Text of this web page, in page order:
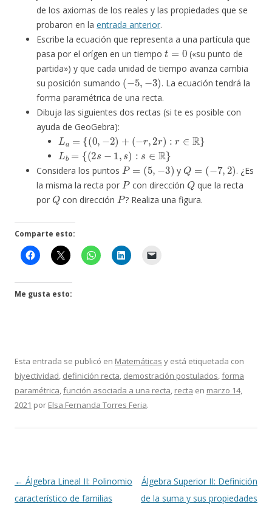
de los axiomas de los reales y las propiedades que se
probaron en la entrada anterior.
Escribe la ecuación que representa a una partícula que
pasa por el orígen en un tiempo
t= 0
(«su punto de
partida») y que cada unidad de tiempo avanza cambia
su posición sumando
(−5,− 3)
. La ecuación tendrá la
forma paramétrica de una recta.
Dibuja las siguientes dos rectas (si te es posible con
ayuda de GeoGebra):
La= {(0,−2)+(− 2r ∈ R}
Lb 2s− s): ∈R
Considera los puntos
P= (5,−3 )
y
Q 7 2
. ¿Es
la misma la recta por
P
con dirección
Q
que la recta
por
Q
con dirección
P
? Realiza una figura.
Comparte esto:
Me gusta esto:
Esta entrada se publicó en Matemáticas y está etiquetada con
biyectividad, definición recta, demostración postulados,forma
paramétrica,función asociada a una recta, recta en marzo 14,
2021 por Elsa Fernanda Torres Feria.
Navegación
de
← Álgebra Lineal II: Polinomio
característico de familias
Álgebra Superior II: Definición
de la suma y sus propiedades